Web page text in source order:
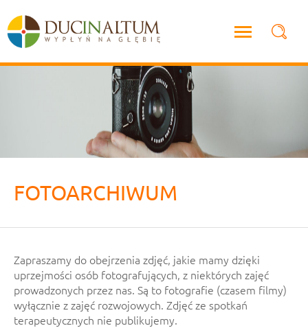
FOTOARCHIWUM
Zapraszamy do obejrzenia zdjęć, jakie mamy dzięki
uprzejmości osób fotografujących, z niektórych zajęć
prowadzonych przez nas. Są to fotografie (czasem filmy)
wyłącznie z zajęć rozwojowych. Zdjęć ze spotkań
terapeutycznych nie publikujemy.